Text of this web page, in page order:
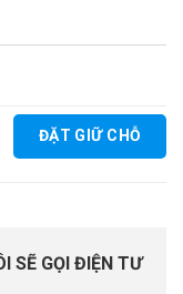
ĐẶT GIỮ CHỖ
SẼ GỌI ĐIỆN TƯ